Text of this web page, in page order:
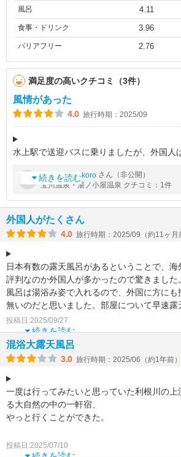
風呂 4.11
食事・ドリンク 3.96
バリアフリー 2.76
満足度の高いクチコミ（3件）
風情があった
4.0 旅行時期：2025/09
水上駅で送迎バスに乗りましたが、外国人
国人をバスに案内していました。フロント
たが、丁寧に日本語で対応し
続きを読む
bybokukorokoro さん（非公開）
宝川温泉・湯ノ小屋温泉 クチコミ：1件
外国人がたくさん
4.0 旅行時期：2025/09（約11ヶ月
日本有数の露天風呂があるということで、海
評判なのか外国人が多かったので驚きました
風呂は湯浴み姿で入れるので、外国に方にも
無いのだと思いました。部屋について早速露
へ行きました。川
続きを読む
投稿日:2025/09/27
混浴大露天風呂
3.0 旅行時期：2025/06（約1年前）
一度は行ってみたいと思っていた利根川の上
る大自然の中の一軒宿、
やっと行くことができた。
混浴露天風呂めぐりは、男女とも湯あみ着必
投稿日:2025/07/10